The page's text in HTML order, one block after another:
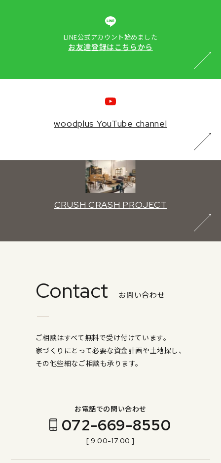
LINE公式アカウント始めました
お友達登録はこちらから
woodplus YouTube channel
CRUSH CRASH PROJECT
Contact お問い合わせ
ご相談はすべて無料で受け付けています。
家づくりにとって必要な資金計画や土地探し、
その他些細なご相談も承ります。
お電話での問い合わせ
072-669-8550
[ 9:00-17:00 ]